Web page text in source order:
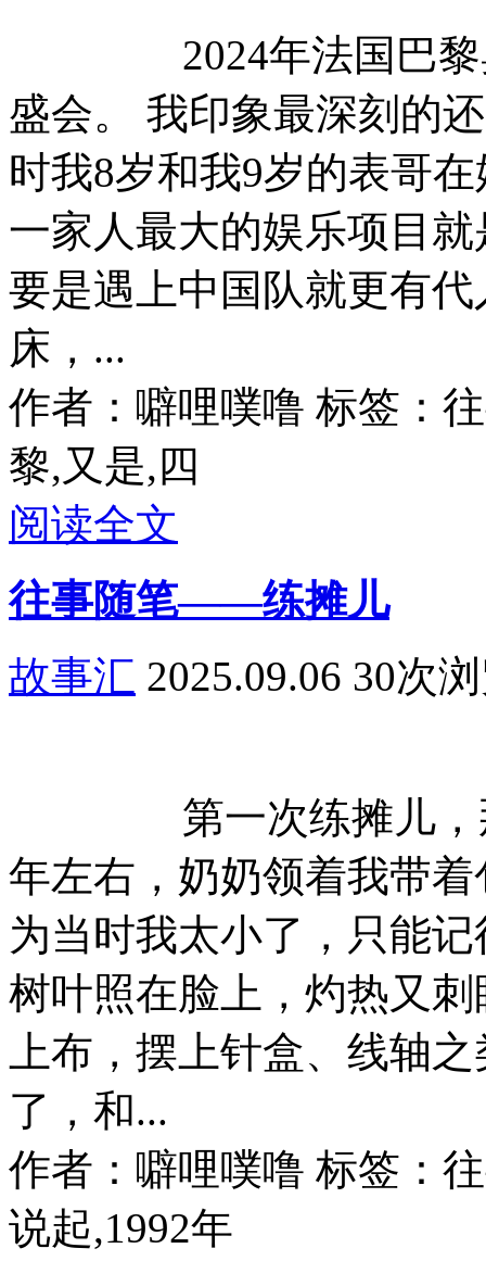
2024年法国巴
盛会。 我印象最深刻的
时我8岁和我9岁的表哥
一家人最大的娱乐项目
要是遇上中国队就更有
床，...
作者：噼哩噗噜 标签：
黎,又是,四
阅读全文
往事随笔——练摊儿
故事汇 2025.09.06 30次
第一次练摊儿
年左右，奶奶领着我带
为当时我太小了，只能
树叶照在脸上，灼热又
上布，摆上针盒、线轴
了，和...
作者：噼哩噗噜 标签：
说起,1992年